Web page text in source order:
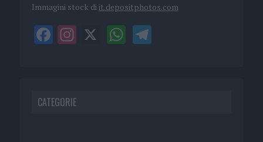
Immagini stock di it.depositphotos.com
CATEGORIE